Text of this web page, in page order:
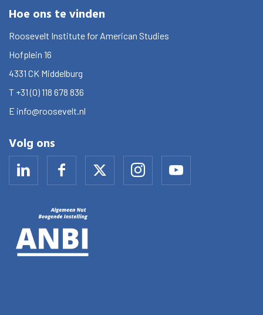
Hoe ons te vinden
Roosevelt Institute for American Studies
Hofplein 16
4331 CK Middelburg
T +31 (0) 118 678 836
E info@roosevelt.nl
Volg ons